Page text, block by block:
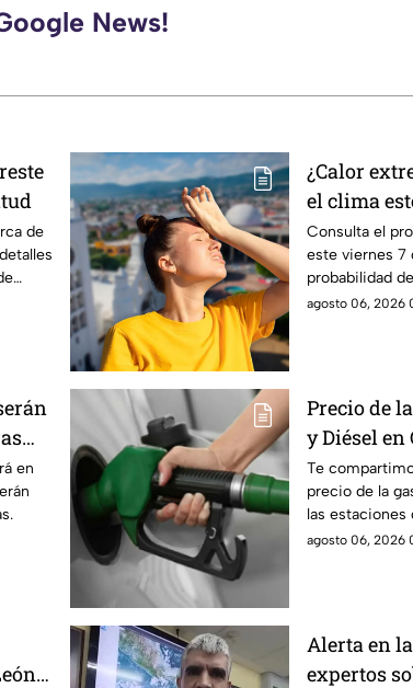
News!
de
¿Calor
el clima
Chiapas
Consulta el
este viernes 7
probabilidad
predominará
agosto 06, 2026
en
Precio de
y Diésel en
municipio
Te
precio de la
las estaciones
cierre de
agosto 06, 2026
Alerta en
expertos